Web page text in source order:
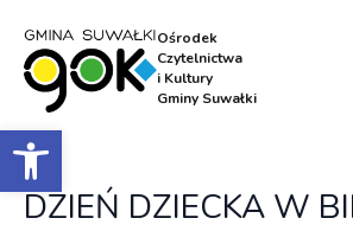
Otwórz pasek
Ośrodek
Czytelnictwa
i Kultury
Gminy Suwałki
DZIEŃ DZIECKA W